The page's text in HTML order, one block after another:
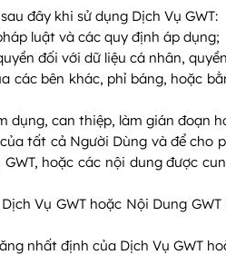
đây khi sử dụng Dịch Vụ GWT:
luật và các quy định áp dụng;
đối với dữ liệu cá nhân,
các bên khác, phỉ báng, hoặc
dụng, can thiệp, làm gián đoạn
tất cả Người Dùng và để cho
hoặc các nội dung được
Vụ GWT hoặc Nội Dung
nhất định của Dịch Vụ GWT